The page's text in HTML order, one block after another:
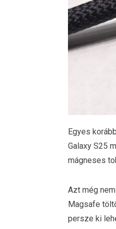
Egyes
Galaxy S25
mágneses
Azt még
Magsafe
persze ki